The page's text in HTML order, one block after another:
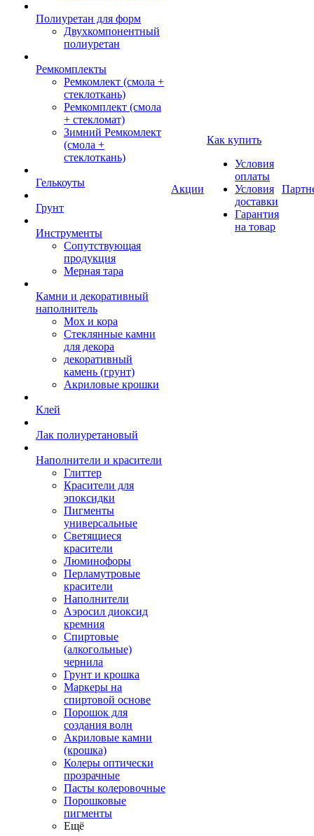
Полиуретан для форм
Двухкомпонентный
полиуретан
Ремкомплекты
Ремкомлект (смола +
стеклоткань)
Ремкомплект (смола
+ стекломат)
Зимний Ремкомлект
(смола +
стеклоткань)
Гелькоуты
Грунт
Инструменты
Сопутствующая
продукция
Мерная тара
Камни и декоративный
наполнитель
Мох и кора
Стеклянные камни
для декора
декоративный
камень (грунт)
Акриловые крошки
Клей
Лак полиуретановый
Наполнители и красители
Глиттер
Красители для
эпоксидки
Пигменты
универсальные
Светящиеся
красители
Люминофоры
Перламутровые
красители
Наполнители
Аэросил диоксид
кремния
Спиртовые
(алкогольные)
чернила
Грунт и крошка
Маркеры на
спиртовой основе
Порошок для
создания волн
Акриловые камни
(крошка)
Колеры оптически
прозрачные
Пасты колеровочные
Порошковые
пигменты
Ещё
Акции
Как купить
Условия
оплаты
Условия
доставки
Гарантия
на товар